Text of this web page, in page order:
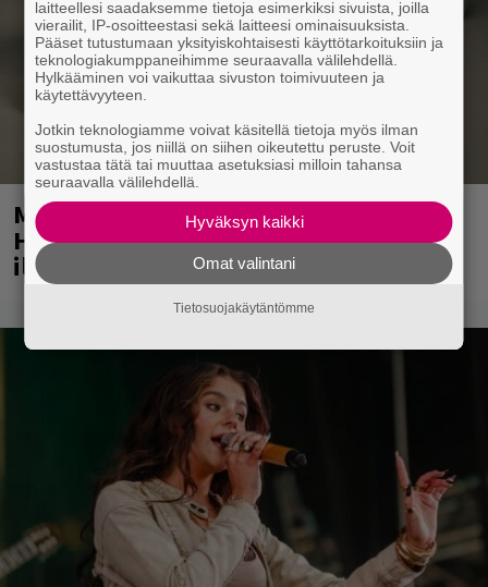
Mainio ohjelmatoimisto juhlii
Helsingissä 10-vuotista taivaltaan –
ilmaistapahtumassa loistoesiintyjät
laitteellesi saadaksemme tietoja esimerkiksi sivuista, joilla
vierailit, IP-osoitteestasi sekä laitteesi ominaisuuksista.
Pääset tutustumaan yksityiskohtaisesti käyttötarkoituksiin ja
teknologiakumppaneihimme seuraavalla välilehdellä.
Hylkääminen voi vaikuttaa sivuston toimivuuteen ja
käytettävyyteen.
Jotkin teknologiamme voivat käsitellä tietoja myös ilman
suostumusta, jos niillä on siihen oikeutettu peruste. Voit
vastustaa tätä tai muuttaa asetuksiasi milloin tahansa
seuraavalla välilehdellä.
Hyväksyn kaikki
Omat valintani
Tietosuojakäytäntömme